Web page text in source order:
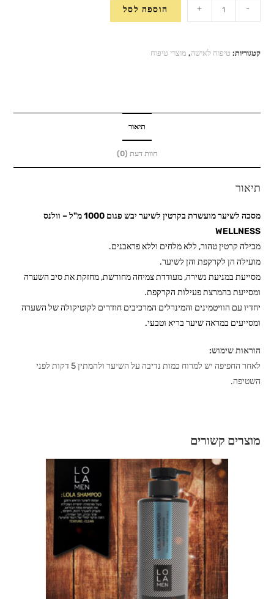
של
לשיער
יבש
וולנס
-
+ הוספה לסל
קטגוריות: טיפוח לאישה, מוצרי טיפוח
תיאור
חוות דעת (0)
תיאור
מסכה לשיער מועשרת בקרטין לשיער יבש פגום 1000 מ"ל – וולנס
WELLNESS
מכילה קרטין טהור, ללא מלחים וללא פראבנים.
מועילה הן לקרקפת והן לשיער.
מסייעת במניעת נשירה, מעודדת צמיחה מחודשת, מחזקת את סיב השערה
ומסייעת בהמרצת פעילות הקרקפת.
יחדיו עם הוויטמינים והמינרלים המרכיבים חודרים לקוטיקולה של השערה
ומסייעים במראה שיער בריא וטבעי.
הוראות שימוש:
לאחר החפיפה יש למרוח כמות נדיבה על השיער ולהמתין 5 דקות לפני
השטיפה.
מוצרים קשורים